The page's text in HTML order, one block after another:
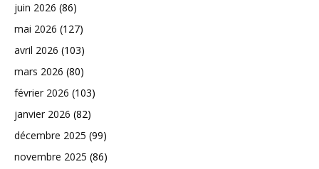
juin 2026 (86)
mai 2026 (127)
avril 2026 (103)
mars 2026 (80)
février 2026 (103)
janvier 2026 (82)
décembre 2025 (99)
novembre 2025 (86)